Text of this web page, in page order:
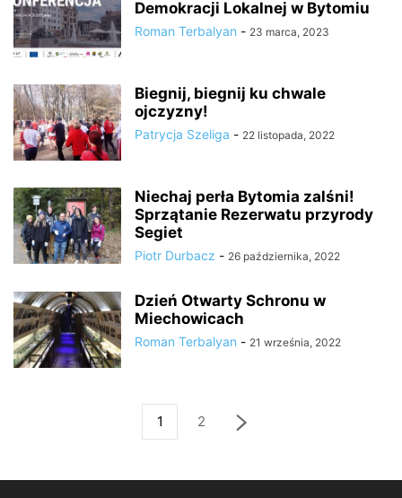
Demokracji Lokalnej w Bytomiu
Roman Terbalyan - 23 marca, 2023
Biegnij, biegnij ku chwale
ojczyzny!
Patrycja Szeliga - 22 listopada, 2022
Niechaj perła Bytomia zalśni!
Sprzątanie Rezerwatu przyrody
Segiet
Piotr Durbacz - 26 października, 2022
Dzień Otwarty Schronu w
Miechowicach
Roman Terbalyan - 21 września, 2022
1 2